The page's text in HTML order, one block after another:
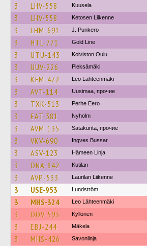
3 LHV-558 Kuusela
3 LHV-558 Ketosen Liikenne
3 LHM-691 J. Punkero
3 HTL-771 Gold Line
3 UTU-143 Koiviston Oulu
3 UUV-226 Pieksämäki
3 KFM-472 Leo Lähteenmäki
3 AVT-114 Uusimaa, прочие
3 TXK-513 Perhe Eero
3 EAT-381 Nyholm
3 AVM-135 Satakunta, прочие
3 VKV-690 Ingves Bussar
3 ASV-123 Hämeen Linja
3 ONA-842 Kutilan
3 AVP-533 Laurilan Liikenne
3 USE-953 Lundström
3 MHS-324 Leo Lähteenmäki
3 OOV-593 Kyllonen
3 EBJ-244 Mäkela
3 MHS-426 Savonlinja